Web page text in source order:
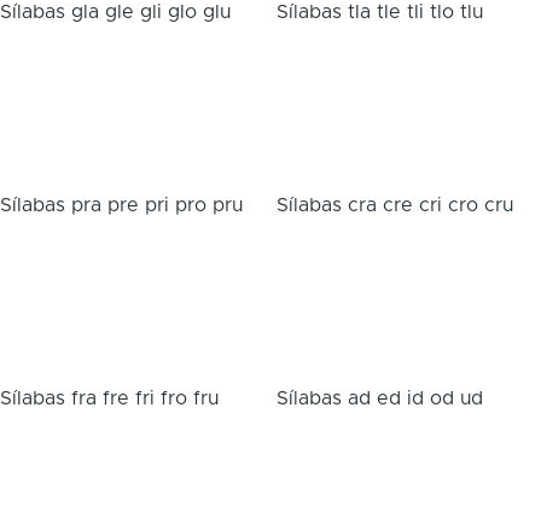
Sílabas gla gle gli glo glu Sílabas tla tle tli tlo tlu
Sílabas pra pre pri pro pru Sílabas cra cre cri cro cru
Sílabas fra fre fri fro fru Sílabas ad ed id od ud